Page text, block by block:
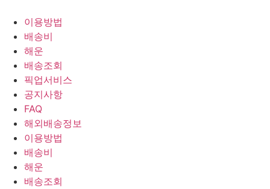
content
이용방법
배송비
해운
배송조회
픽업서비스
공지사항
FAQ
해외배송정보
이용방법
배송비
해운
배송조회